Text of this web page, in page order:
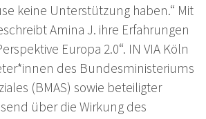
keine Unterstützung haben.“ Mit
Amina J. ihre Erfahrungen
Europa 2.0“. IN VIA Köln
des Bundesministeriums
(BMAS) sowie beteiligter
über die Wirkung des